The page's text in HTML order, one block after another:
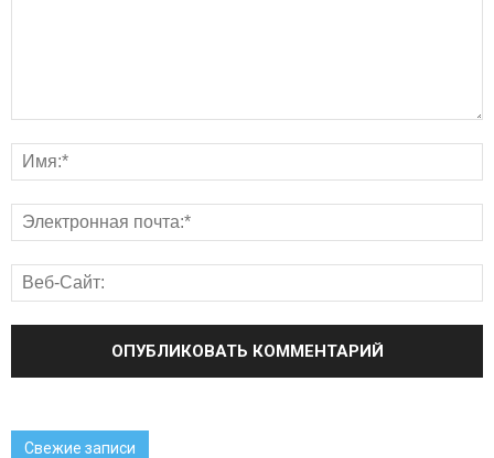
Свежие записи